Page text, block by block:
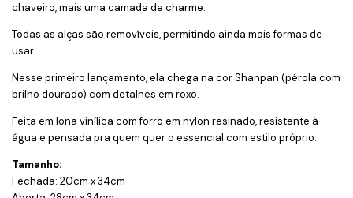
chaveiro, mais uma camada de charme.
Todas as alças são removíveis, permitindo ainda mais formas de
usar.
Nesse primeiro lançamento, ela chega na cor Shanpan (pérola com
brilho dourado) com detalhes em roxo.
Feita em lona vinílica com forro em nylon resinado, resistente à
água e pensada pra quem quer o essencial com estilo próprio.
Tamanho:
Fechada: 20cm x 34cm